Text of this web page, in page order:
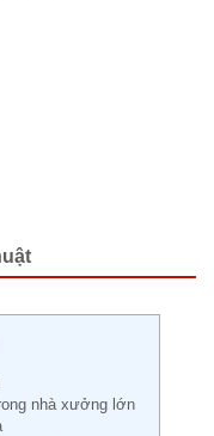
nhà xưởng lớn